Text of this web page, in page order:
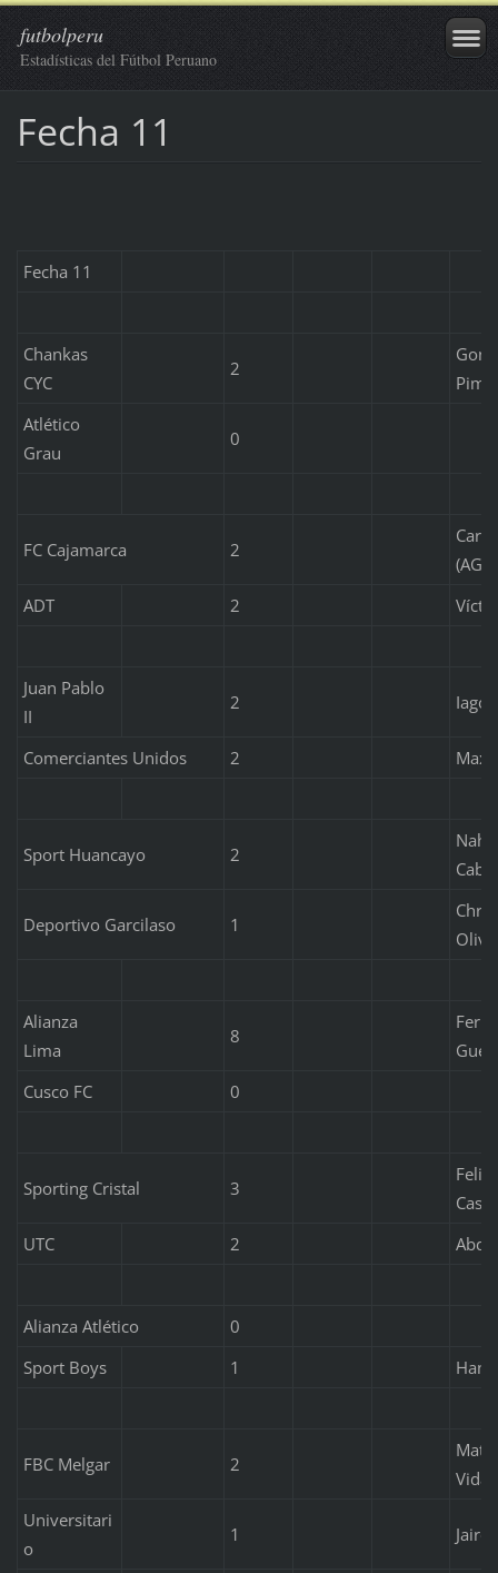
futbolperu
Estadísticas del Fútbol Peruano
Fecha 11
Fecha 11
Chankas
CYC
2
Atlético
Grau
0
FC Cajamarca 2
(AG)
ADT
2
Juan Pablo
II
2 Iago
Comerciantes Unidos 2
Sport Huancayo 2
Deportivo Garcilaso 1
Alianza
Lima
8
Cusco FC
0
Sporting Cristal 3
UTC
2
Alianza Atlético
0
Sport Boys
1
FBC Melgar 2
Universitari
o
1 Jairo